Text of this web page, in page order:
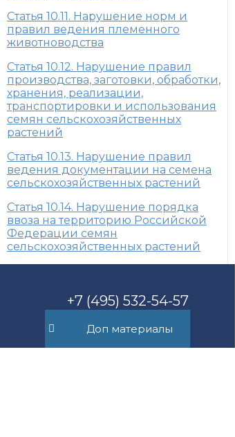
Доп материалы
Статья 10.11. Нарушение норм и
правил ведения племенного
животноводства
Статья 10.12. Нарушение правил
производства, заготовки, обработки,
хранения, реализации,
транспортировки и использования
семян сельскохозяйственных
растений
Статья 10.13. Нарушение правил
ведения документации на семена
сельскохозяйственных растений
Статья 10.14. Нарушение порядка
ввоза на территорию Российской
Федерации семян
сельскохозяйственных растений
+7 (495) 532-54-57
+7 (926) 174-26-83